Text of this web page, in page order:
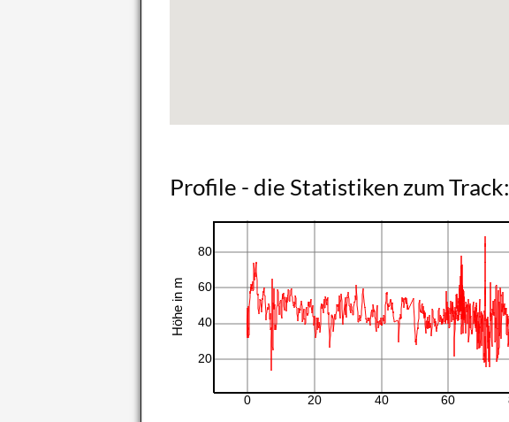
Pro­fi­le - die Sta­tis­ti­ken zum Track: